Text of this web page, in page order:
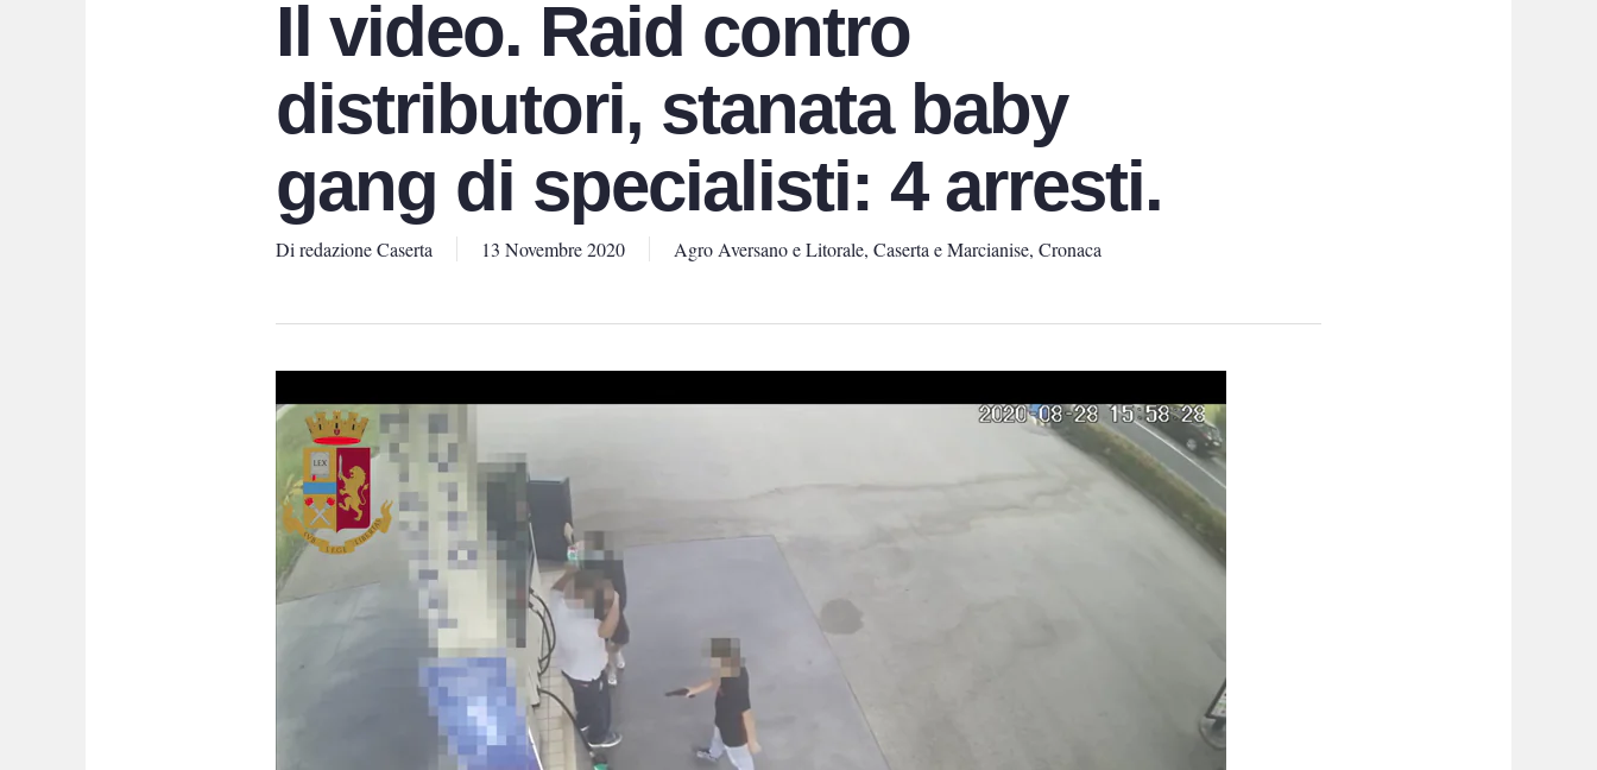
Il video. Raid contro
distributori, stanata baby
gang di specialisti: 4 arresti.
Di redazione Caserta 13 Novembre 2020 Agro Aversano e Litorale, Caserta e Marcianise, Cronaca